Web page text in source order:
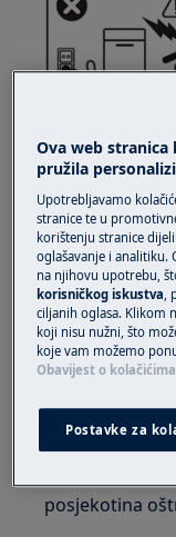
UPOZORENJE!
Uvijek budite
premještaju
rukavice i
posjekotina
Ova web
pružila
Upotrebljavamo
stranice te u
korištenju stranice
oglašavanje i analitiku.
na njihovu upotrebu,
korisničkog iskustva,
ciljanih oglasa. Klikom
koji nisu nužni, što
koje vam možemo
Obavijest o kolačićima
Postavke za